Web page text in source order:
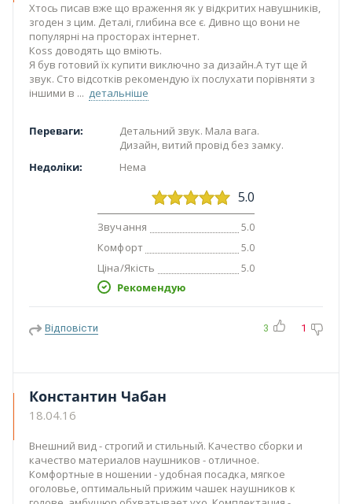
Хтось писав вже що враження як у відкритих навушників,
згоден з цим. Деталі, глибина все є. Дивно що вони не
популярні на просторах інтернет.
Коss доводять що вміють.
Я був готовий їх купити виключно за дизайн.А тут ще й
звук. Сто відсотків рекомендую їх послухати порівняти з
іншими в
детальніше
Переваги:
Детальний звук. Мала вага.
Дизайн, витий провід без замку.
Недоліки:
Нема
5.0
Звучання 5.0
Комфорт 5.0
Ціна/Якість 5.0
Рекомендую
Відповісти 3 1
Константин Чабан
18.04.16
Внешний вид - строгий и стильный. Качество сборки и
качество материалов наушников - отличное.
Комфортные в ношении - удобная посадка, мягкое
оголовье, оптимальный прижим чашек наушников к